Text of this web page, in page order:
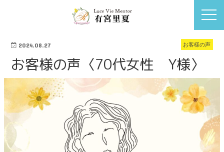
お客様の声
2024.08.27
お客様の声〈70代女性 Y様〉